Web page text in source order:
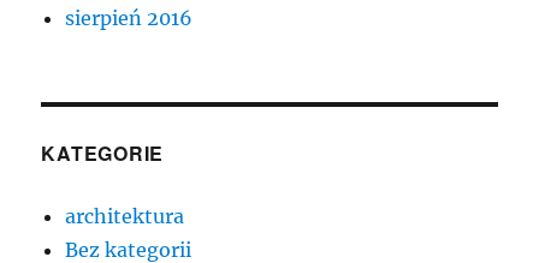
sierpień 2016
KATEGORIE
architektura
Bez kategorii